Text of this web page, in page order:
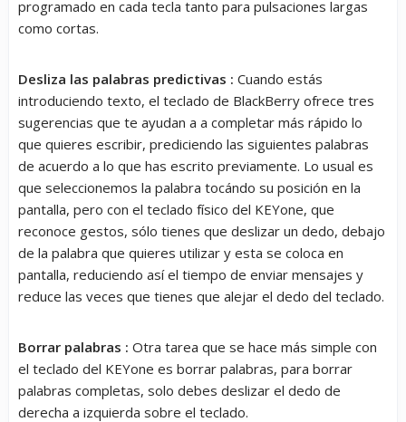
programado en cada tecla tanto para pulsaciones largas
como cortas.
Desliza las palabras predictivas : Cuando estás
introduciendo texto, el teclado de BlackBerry ofrece tres
sugerencias que te ayudan a a completar más rápido lo
que quieres escribir, prediciendo las siguientes palabras
de acuerdo a lo que has escrito previamente. Lo usual es
que seleccionemos la palabra tocándo su posición en la
pantalla, pero con el teclado físico del KEYone, que
reconoce gestos, sólo tienes que deslizar un dedo, debajo
de la palabra que quieres utilizar y esta se coloca en
pantalla, reduciendo así el tiempo de enviar mensajes y
reduce las veces que tienes que alejar el dedo del teclado.
Borrar palabras : Otra tarea que se hace más simple con
el teclado del KEYone es borrar palabras, para borrar
palabras completas, solo debes deslizar el dedo de
derecha a izquierda sobre el teclado.